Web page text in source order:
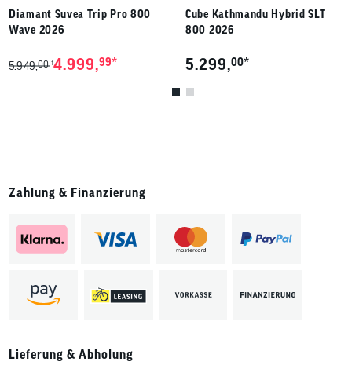
Diamant Suvea Trip Pro 800
Wave 2026
5.949,00 14.999,99*
Cube Kathmandu Hybrid SLT
800 2026
5.299,00*
Zahlung & Finanzierung
Lieferung & Abholung